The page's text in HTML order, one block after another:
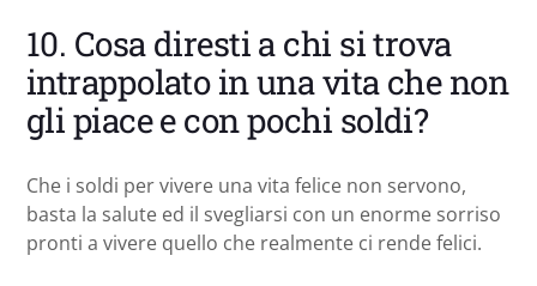
10. Cosa diresti a chi si trova
intrappolato in una vita che non
gli piace e con pochi soldi?
Che i soldi per vivere una vita felice non servono,
basta la salute ed il svegliarsi con un enorme sorriso
pronti a vivere quello che realmente ci rende felici.